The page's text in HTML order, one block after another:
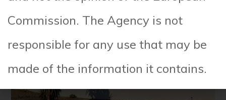
Commission. The Agency is not
responsible for any use that may be
made of the information it contains.